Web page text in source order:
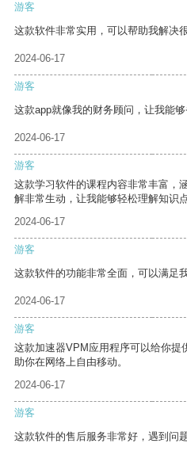
游客
这款软件非常实用，可以帮助我解决
2024-06-17
游客
这款app就像我的财务顾问，让我能够
2024-06-17
游客
这款学习软件的课程内容非常丰富，
解非常生动，让我能够轻松理解知识点
2024-06-17
游客
这款软件的功能非常全面，可以满足
2024-06-17
游客
这款加速器VPM应用程序可以给你提
助你在网络上自由移动。
2024-06-17
游客
这款软件的售后服务非常好，遇到问